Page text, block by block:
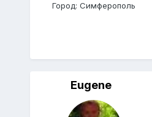
Город: Симферополь
Eugene